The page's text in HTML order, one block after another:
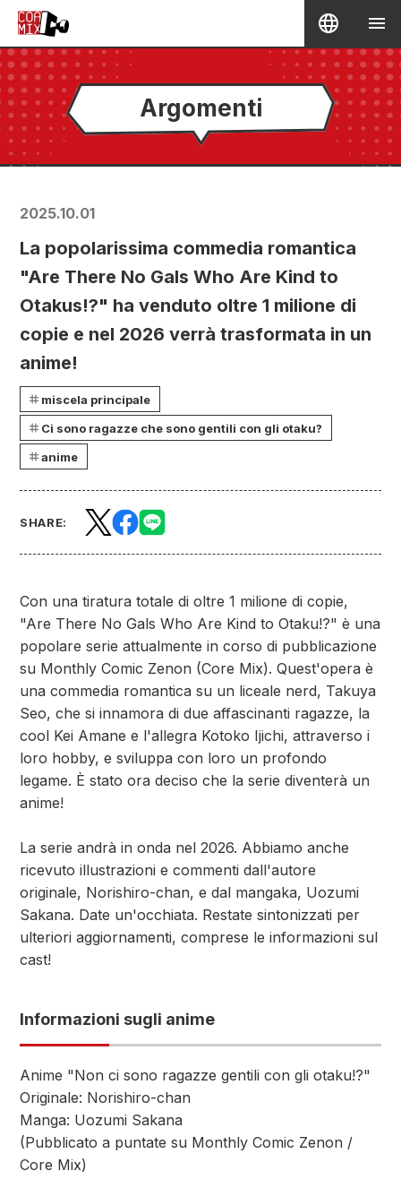
Argomenti
2025.10.01
La popolarissima commedia romantica
"Are There No Gals Who Are Kind to
Otakus!?" ha venduto oltre 1 milione di
copie e nel 2026 verrà trasformata in un
anime!
miscela principale
Ci sono ragazze che sono gentili con gli otaku?
anime
SHARE:
Con una tiratura totale di oltre 1 milione di copie,
"Are There No Gals Who Are Kind to Otaku!?" è una
popolare serie attualmente in corso di pubblicazione
su Monthly Comic Zenon (Core Mix). Quest'opera è
una commedia romantica su un liceale nerd, Takuya
Seo, che si innamora di due affascinanti ragazze, la
cool Kei Amane e l'allegra Kotoko Ijichi, attraverso i
loro hobby, e sviluppa con loro un profondo
legame. È stato ora deciso che la serie diventerà un
anime!
La serie andrà in onda nel 2026. Abbiamo anche
ricevuto illustrazioni e commenti dall'autore
originale, Norishiro-chan, e dal mangaka, Uozumi
Sakana. Date un'occhiata. Restate sintonizzati per
ulteriori aggiornamenti, comprese le informazioni sul
cast!
Informazioni sugli anime
Anime "Non ci sono ragazze gentili con gli otaku!?"
Originale: Norishiro-chan
Manga: Uozumi Sakana
(Pubblicato a puntate su Monthly Comic Zenon /
Core Mix)